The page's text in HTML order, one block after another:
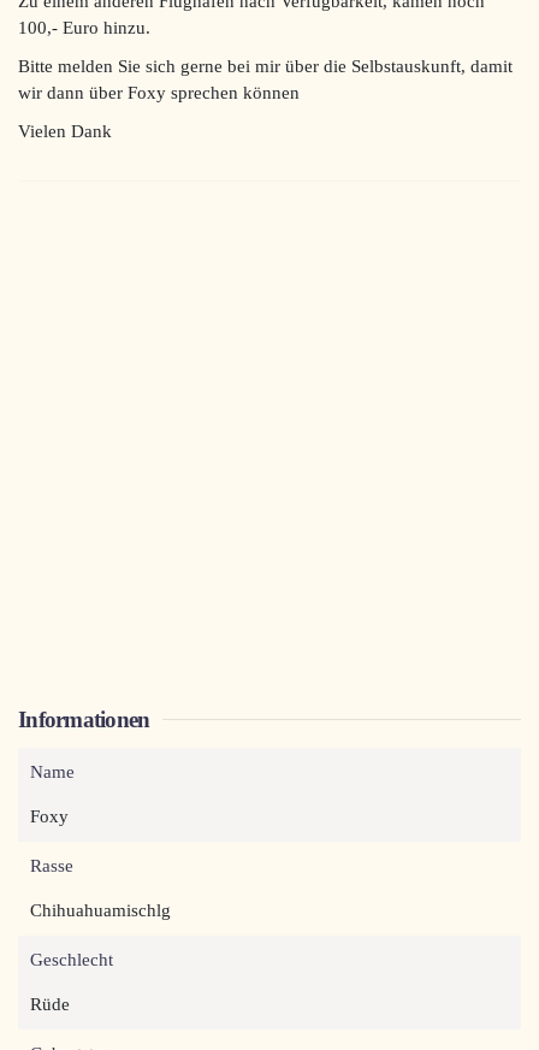
100,- Euro hinzu.
Bitte melden Sie sich gerne bei mir über die Selbstauskunft, damit
wir dann über Foxy sprechen können
Vielen Dank
Informationen
Name
Foxy
Rasse
Chihuahuamischlg
Geschlecht
Rüde